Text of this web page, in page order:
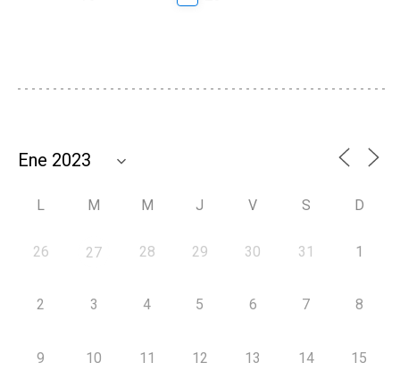
L M M J V S D
26 27 28 29 30 31 1
2 3 4 5 6 7 8
9 10 11 12 13 14 15